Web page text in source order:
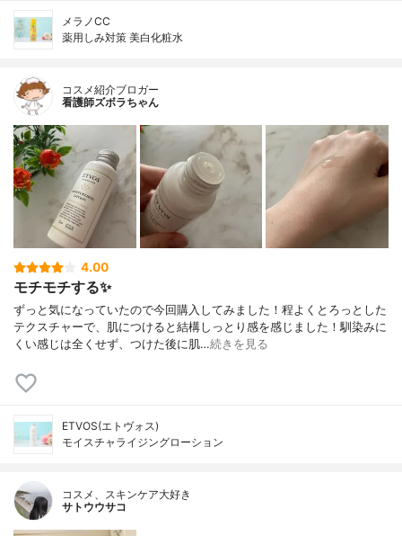
メラノCC
薬用しみ対策 美白化粧水
コスメ紹介ブロガー
看護師ズボラちゃん
4.00
モチモチする✨
ずっと気になっていたので今回購入してみました！程よくとろっとした
テクスチャーで、肌につけると結構しっとり感を感じました！馴染みに
くい感じは全くせず、つけた後に肌…続きを見る
ETVOS(エトヴォス)
モイスチャライジングローション
コスメ、スキンケア大好き
サトウウサコ